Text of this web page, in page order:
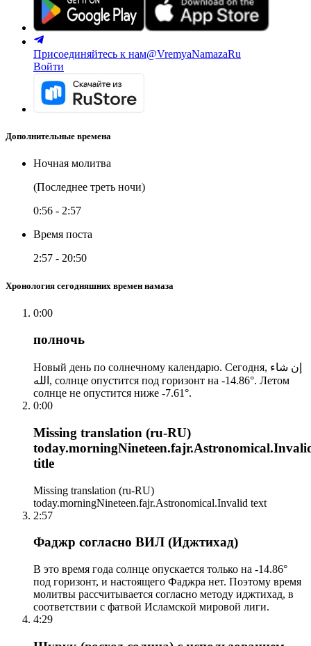
Присоединяйтесь к нам@VremyaNamazaRu
Войти
Дополнительные времена
Ночная молитва
(Последнее треть ночи)
0:56 - 2:57
Время поста
2:57 - 20:50
Хронология сегодняшних времен намаза
0:00
полночь
Новый день по солнечному календарю. Сегодня, إن شاء
الله, солнце опустится под горизонт на -14.86°. Летом
солнце не опустится ниже -7.61°.
0:00
Missing translation (ru-RU)
title
Missing translation (ru-RU)
today.morningNineteen.fajr.Astronomical.Invalid text
2:57
Фаджр согласно ВИЛ (Иджтихад)
В это время года солнце опускается только на -14.86°
под горизонт, и настоящего Фаджра нет. Поэтому время
молитвы рассчитывается согласно методу иджтихад, в
соответствии с фатвой Исламской мировой лиги.
4:29